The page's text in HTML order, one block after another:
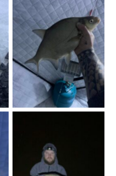
No Caption
No Caption